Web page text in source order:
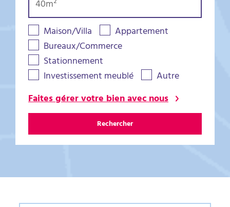
Maison/Villa
Appartement
Bureaux/Commerce
Stationnement
Investissement meublé
Autre
Faites gérer votre bien avec nous
Rechercher